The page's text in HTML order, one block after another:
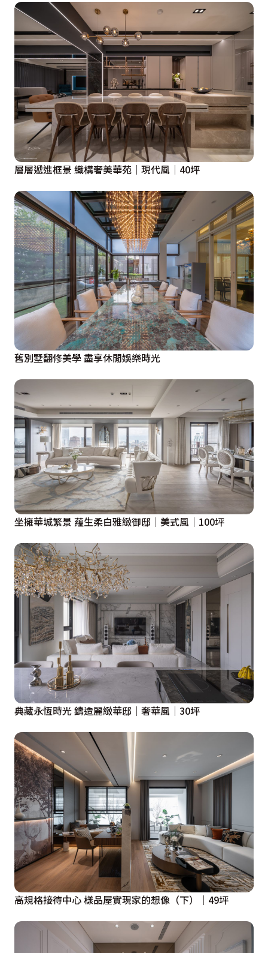
層層遞進框景 織構奢美華苑｜現代風｜40坪
舊別墅翻修美學 盡享休閒娛樂時光
坐擁華城繁景 蘊生柔白雅緻御邸｜美式風｜100坪
典藏永恆時光 鑄造麗緻華邸｜奢華風｜30坪
高規格接待中心 樣品屋實現家的想像（下）｜49坪